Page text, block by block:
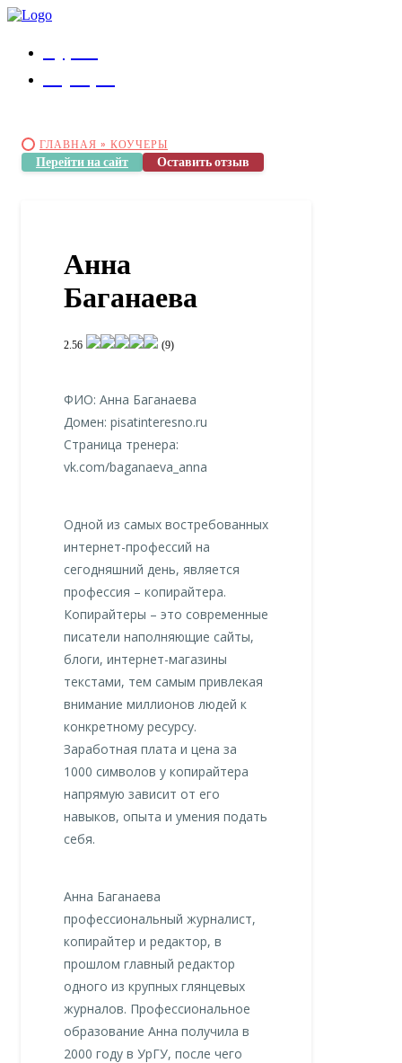
ГЛАВНАЯ » КОУЧЕРЫ
Перейти на сайт Оставить отзыв
Анна
Баганаева
2.56 (9)
ФИО: Анна Баганаева
Домен: pisatinteresno.ru
Страница тренера:
vk.com/baganaeva_anna
Одной из самых востребованных
интернет-профессий на
сегодняшний день, является
профессия – копирайтера.
Копирайтеры – это современные
писатели наполняющие сайты,
блоги, интернет-магазины
текстами, тем самым привлекая
внимание миллионов людей к
конкретному ресурсу.
Заработная плата и цена за
1000 символов у копирайтера
напрямую зависит от его
навыков, опыта и умения подать
себя.
Анна Баганаева
профессиональный журналист,
копирайтер и редактор, в
прошлом главный редактор
одного из крупных глянцевых
журналов. Профессиональное
образование Анна получила в
2000 году в УрГУ, после чего